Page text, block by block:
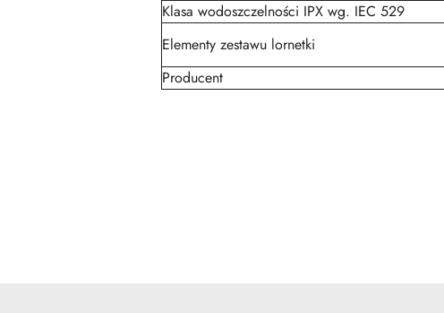
Klasa wodoszczelności IPX wg. IEC 529
Elementy zestawu lornetki
Producent